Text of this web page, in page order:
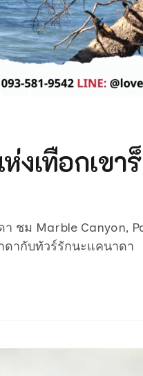
งเทือกเขา
ชม Marble Canyon,
ดากับทัวร์รักนะแคนาดา